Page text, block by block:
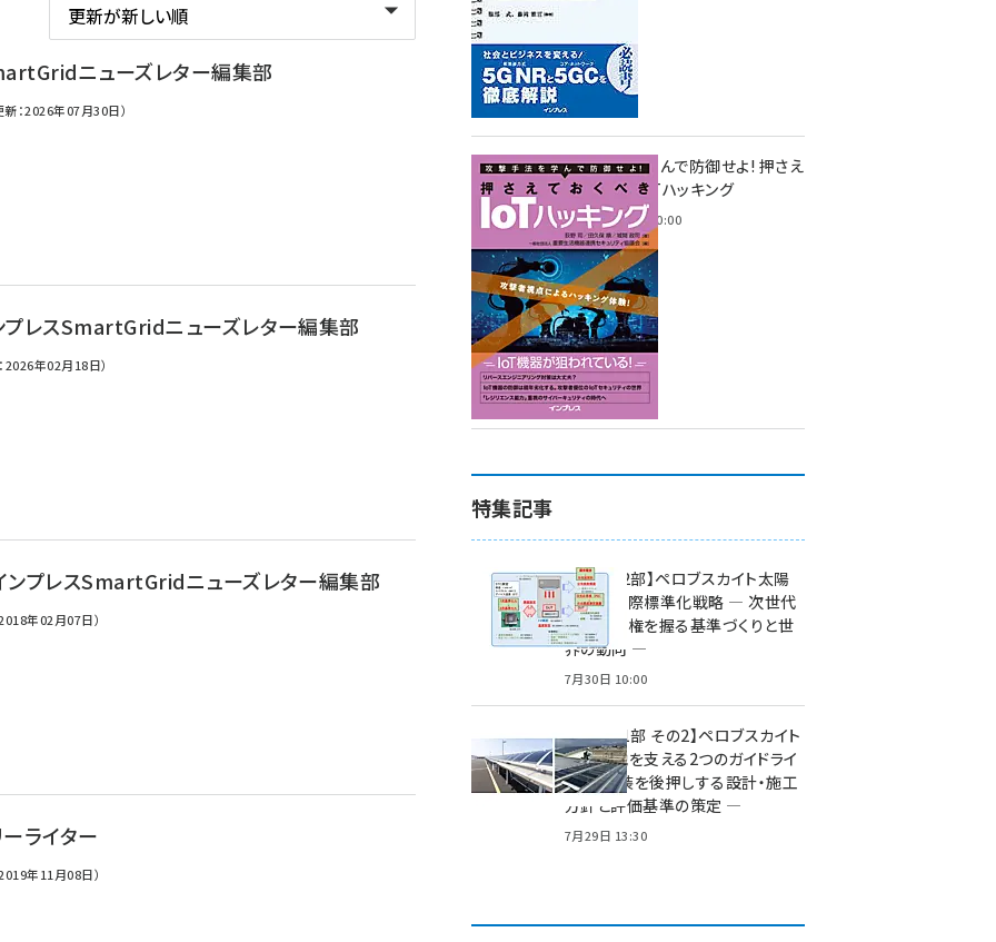
ニューズレター編集部
：2026年07月30日）
レスSmartGridニューズレター編集部
2026年02月18日）
プレスSmartGridニューズレター編集部
年02月07日）
ライター
年11月08日）
攻撃手法を学んで防御せよ! 押さえ
ておくべきIoTハッキング
2022年6月14日 0:00
特集記事
特集【第2部】ペロブスカイト太陽
電池の国際標準化戦略 ― 次世代
市場の覇権を握る基準づくりと世
界の動向 ―
7月30日 10:00
特集【第1部 その2】ペロブスカイト
太陽電池を支える2つのガイドライ
ン ― 実装を後押しする設計・施工
方針と評価基準の策定 ―
7月29日 13:30